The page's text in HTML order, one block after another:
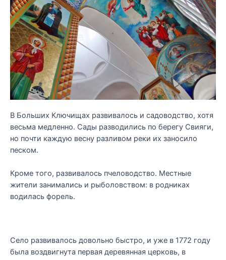
В Больших Ключищах развивалось и садоводство, хотя
весьма медленно. Сады разводились по берегу Свияги,
но почти каждую весну разливом реки их заносило
песком.
Кроме того, развивалось пчеловодство. Местные
жители занимались и рыболовством: в родниках
водилась форель.
Село развивалось довольно быстро, и уже в 1772 году
была воздвигнута первая деревянная церковь, в